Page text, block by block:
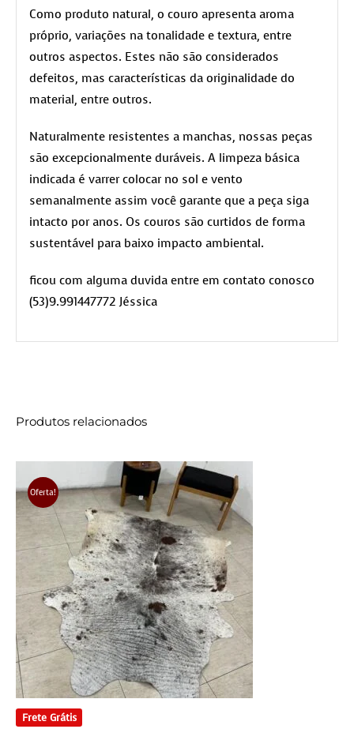
Como produto natural, o couro apresenta aroma
próprio, variações na tonalidade e textura, entre
outros aspectos. Estes não são considerados
defeitos, mas características da originalidade do
material, entre outros.
Naturalmente resistentes a manchas, nossas peças
são excepcionalmente duráveis. A limpeza básica
indicada é varrer colocar no sol e vento
semanalmente assim você garante que a peça siga
intacto por anos. Os couros são curtidos de forma
sustentável para baixo impacto ambiental.
ficou com alguma duvida entre em contato conosco
(53)9.991447772 Jéssica
Produtos relacionados
Oferta!
Frete Grátis